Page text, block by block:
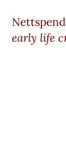
early life